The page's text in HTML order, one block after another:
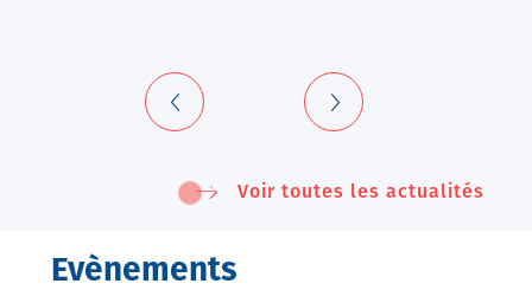
collaboration
Voir toutes les actualités
Evènements